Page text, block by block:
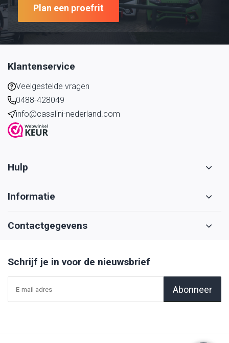
Plan een proefrit
Klantenservice
Veelgestelde vragen
0488-428049
info@casalini-nederland.com
Hulp
Informatie
Contactgegevens
Schrijf je in voor de nieuwsbrief
Abonneer